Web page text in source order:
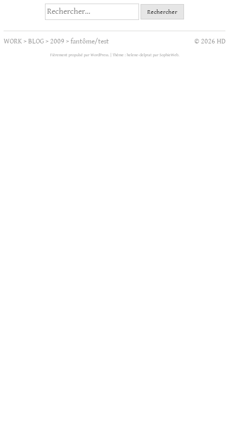
Rechercher :
WORK>BLOG> 2009 >fantôme/test © 2026 HD
Fièrement propulsé par WordPress. Thème : helene-delprat par SophieWeb.